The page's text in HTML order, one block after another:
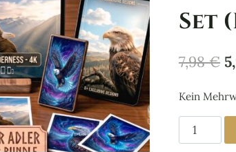
Set
7,98€
Kein
Welten: